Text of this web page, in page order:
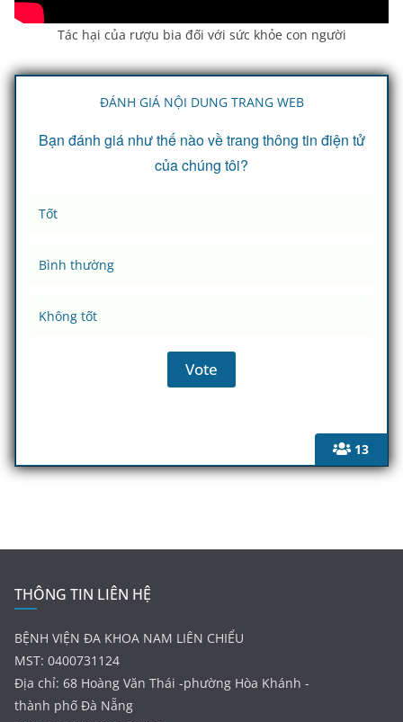
Tác hại của rượu bia đối với sức khỏe con người
13
ĐÁNH GIÁ NỘI DUNG TRANG WEB
Bạn đánh giá như thế nào về trang thông tin điện tử
của chúng tôi?
Tốt
Bình thường
Không tốt
THÔNG TIN LIÊN HỆ
BỆNH VIỆN ĐA KHOA NAM LIÊN CHIỂU
MST: 0400731124
Địa chỉ: 68 Hoàng Văn Thái -phường Hòa Khánh -
thành phố Đà Nẵng